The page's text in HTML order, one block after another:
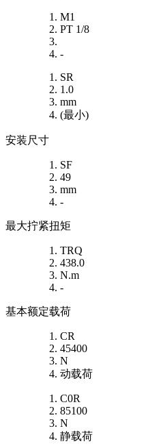
M1
PT 1/8
-
SR
1.0
mm
(最小)
安装尺寸
SF
49
mm
-
最大拧紧扭矩
TRQ
438.0
N.m
-
基本额定载荷
CR
45400
N
动载荷
C0R
85100
N
静载荷